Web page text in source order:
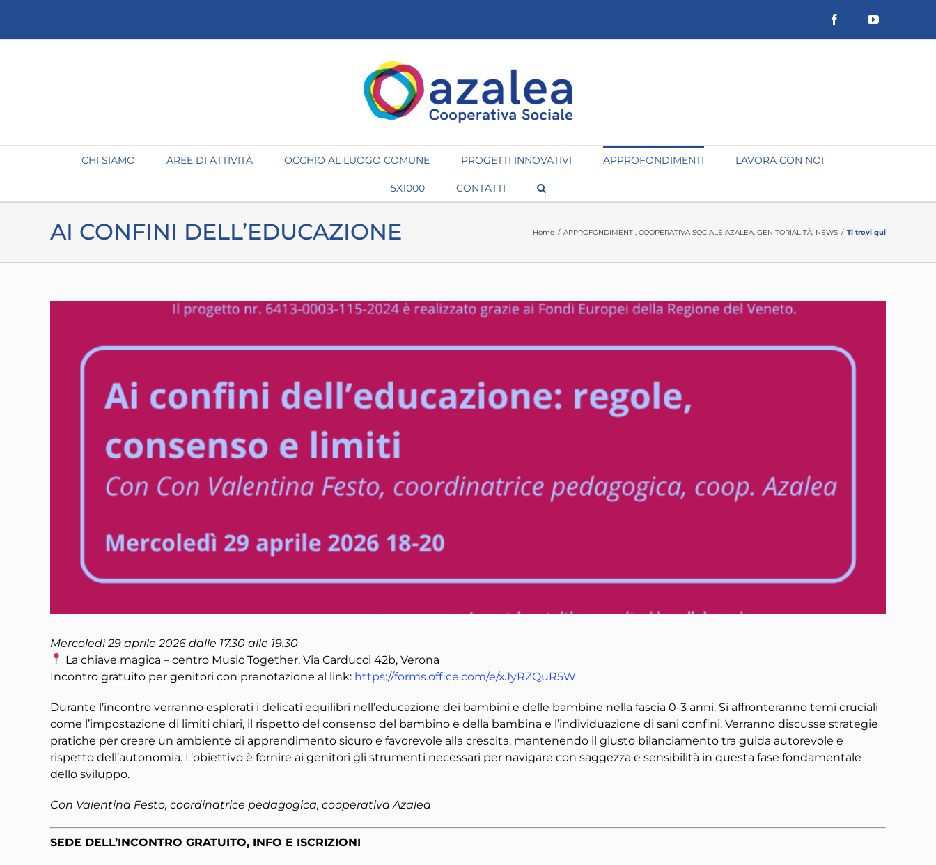
contenuto
FacebookYouTube
CHI SIAMO AREE DI ATTIVITÀ OCCHIO AL LUOGO COMUNE PROGETTI INNOVATIVI APPROFONDIMENTI LAVORA CON NOI
5X1000 CONTATTI
AI CONFINI DELL’EDUCAZIONE Home / APPROFONDIMENTI COOPERATIVA SOCIALE AZALEA GENITORIALITÀ NEWS / Ti trovi qui
Mercoledì 29 aprile 2026 dalle 17.30 alle 19.30
La chiave magica – centro Music Together, Via Carducci 42b, Verona
Incontro gratuito per genitori con prenotazione al link: https://forms.office.com/e/xJyRZQuR5W
Durante l’incontro verranno esplorati i delicati equilibri nell’educazione dei bambini e delle bambine nella fascia 0-3 anni. Si affronteranno temi cruciali
come l’impostazione di limiti chiari, il rispetto del consenso del bambino e della bambina e l’individuazione di sani confini. Verranno discusse strategie
pratiche per creare un ambiente di apprendimento sicuro e favorevole alla crescita, mantenendo il giusto bilanciamento tra guida autorevole e
rispetto dell’autonomia. L’obiettivo è fornire ai genitori gli strumenti necessari per navigare con saggezza e sensibilità in questa fase fondamentale
dello sviluppo.
Con Valentina Festo, coordinatrice pedagogica, cooperativa Azalea
SEDE DELL’INCONTRO GRATUITO, INFO E ISCRIZIONI